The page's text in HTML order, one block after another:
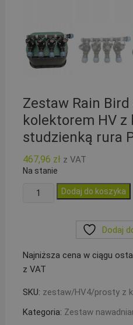
Zestaw Rain
kolektorem HV z
studzienką rura
467,96 zł z VAT
Na stanie
ilość
sekcje
z
kolektorem
z
Dodaj do koszyka
Dodaj
Najniższa cena w ciągu
z VAT
SKU: zestaw/HV4/prosty z
Kategoria: Zestaw